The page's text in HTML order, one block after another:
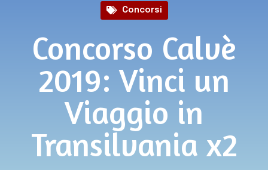
Concorsi
Concorso Calvè
2019: Vinci un
Viaggio in
Transilvania x2